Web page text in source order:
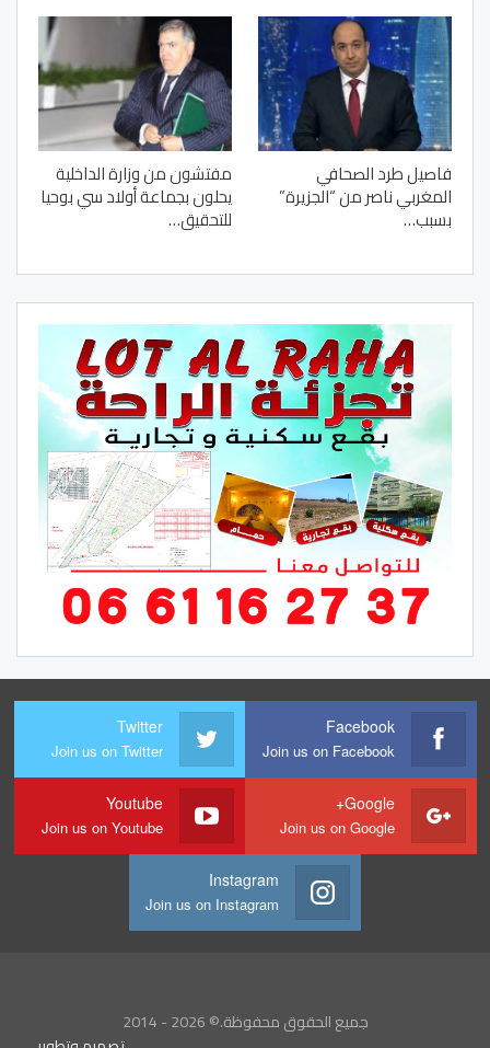
فاصيل طرد الصحافي
المغربي ناصر من “الجزيرة”
بسبب…
مفتشون من وزارة الداخلية
يحلون بجماعة أولاد سي بوحيا
للتحقيق…
Facebook
Join us on Facebook
Twitter
Join us on Twitter
Google+
Join us on Google
Youtube
Join us on Youtube
Instagram
Join us on Instagram
جميع الحقوق محفوظة.© 2026 - 2014